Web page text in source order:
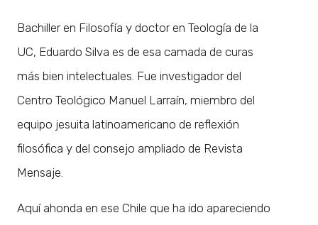
Bachiller en Filosofía y doctor en Teología de la
UC, Eduardo Silva es de esa camada de curas
más bien intelectuales. Fue investigador del
Centro Teológico Manuel Larraín, miembro del
equipo jesuita latinoamericano de reflexión
filosófica y del consejo ampliado de Revista
Mensaje.
Aquí ahonda en ese Chile que ha ido apareciendo